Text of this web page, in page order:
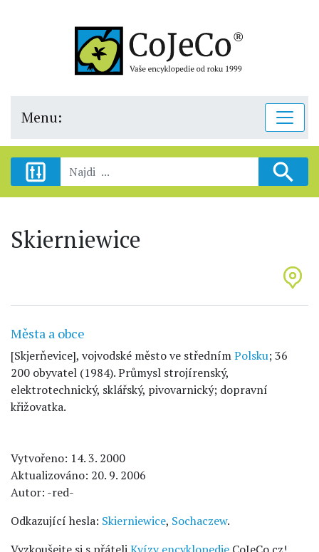
Menu:
Skierniewice
Města a obce
[Skjerňevice], vojvodské město ve střednímPolsku; 36
200 obyvatel (1984). Průmysl strojírenský,
elektrotechnický, sklářský, pivovarnický; dopravní
křižovatka.
Vytvořeno: 14. 3. 2000
Aktualizováno: 20. 9. 2006
Autor: -red-
Odkazující hesla: Skierniewice, Sochaczew.